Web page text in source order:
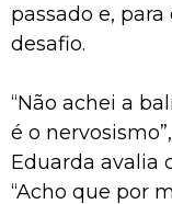
passado e,
desafio.
“Não achei a
é o
Eduarda avalia
“Acho que por